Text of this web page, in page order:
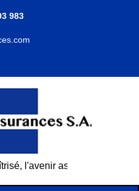
983
l'avenir assuré